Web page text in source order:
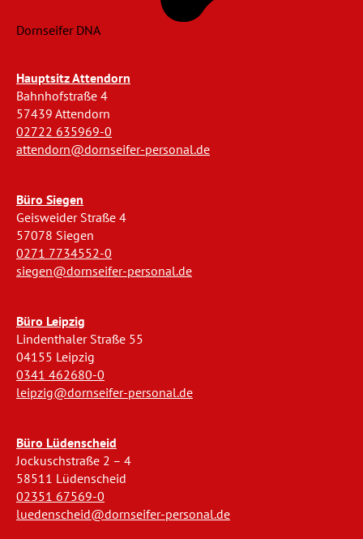
Dornseifer DNA
Hauptsitz Attendorn
Bahnhofstraße 4
57439 Attendorn
02722 635969-0
attendorn@dornseifer-personal.de
Büro Siegen
Geisweider Straße 4
57078 Siegen
0271 7734552-0
siegen@dornseifer-personal.de
Büro Leipzig
Lindenthaler Straße 55
04155 Leipzig
0341 462680-0
leipzig@dornseifer-personal.de
Büro Lüdenscheid
Jockuschstraße 2 – 4
58511 Lüdenscheid
02351 67569-0
luedenscheid@dornseifer-personal.de